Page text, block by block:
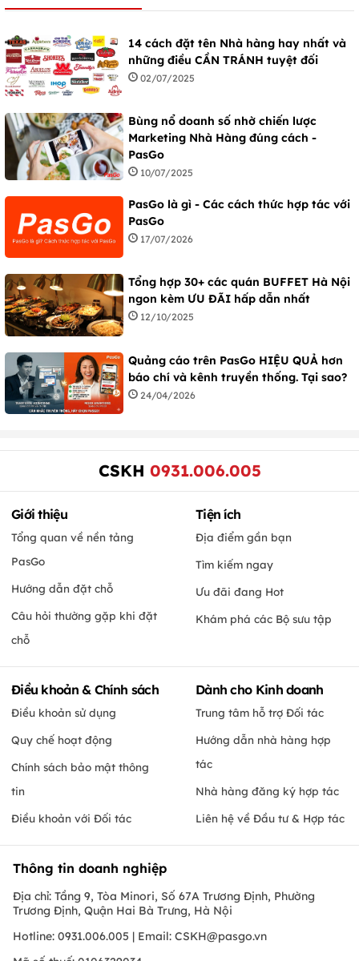
14 cách đặt tên Nhà hàng hay nhất và
những điều CẦN TRÁNH tuyệt đối
02/07/2025
Bùng nổ doanh số nhờ chiến lược
Marketing Nhà Hàng đúng cách -
PasGo
10/07/2025
PasGo là gì - Các cách thức hợp tác với
PasGo
17/07/2026
Tổng hợp 30+ các quán BUFFET Hà Nội
ngon kèm ƯU ĐÃI hấp dẫn nhất
12/10/2025
Quảng cáo trên PasGo HIỆU QUẢ hơn
báo chí và kênh truyền thống. Tại sao?
24/04/2026
CSKH 0931.006.005
Giới thiệu
Tổng quan về nền tảng
PasGo
Hướng dẫn đặt chỗ
Câu hỏi thường gặp khi đặt
chỗ
Tiện ích
Địa điểm gần bạn
Tìm kiếm ngay
Ưu đãi đang Hot
Khám phá các Bộ sưu tập
Điều khoản & Chính sách
Điều khoản sử dụng
Quy chế hoạt động
Chính sách bảo mật thông
tin
Điều khoản với Đối tác
Dành cho Kinh doanh
Trung tâm hỗ trợ Đối tác
Hướng dẫn nhà hàng hợp
tác
Nhà hàng đăng ký hợp tác
Liên hệ về Đầu tư & Hợp tác
Thông tin doanh nghiệp
Địa chỉ: Tầng 9, Tòa Minori, Số 67A Trương Định, Phường
Trương Định, Quận Hai Bà Trưng, Hà Nội
Hotline: 0931.006.005 | Email: CSKH@pasgo.vn